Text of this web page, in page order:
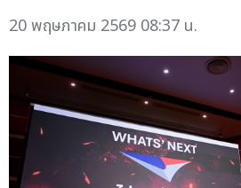
20 พฤษภาคม 2569 08:37 น.